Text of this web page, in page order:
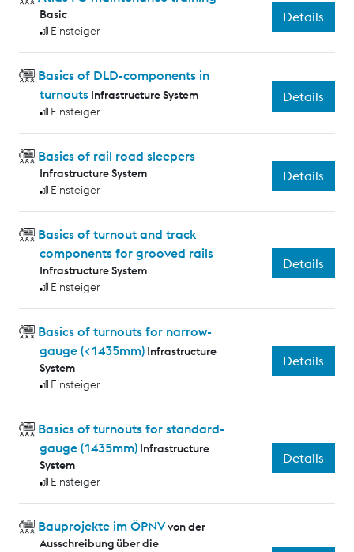
Basic
Einsteiger
Details
Basics of DLD-components in
turnouts Infrastructure System
Einsteiger
Details
Basics of rail road sleepers
Infrastructure System
Einsteiger
Details
Basics of turnout and track
components for grooved rails
Infrastructure System
Einsteiger
Details
Basics of turnouts for narrow-
gauge (<1435mm) Infrastructure
System
Einsteiger
Details
Basics of turnouts for standard-
gauge (1435mm) Infrastructure
System
Einsteiger
Details
Bauprojekte im ÖPNVvon der
Ausschreibung über die